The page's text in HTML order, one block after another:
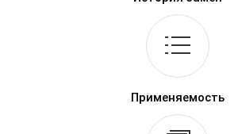
Применяемость